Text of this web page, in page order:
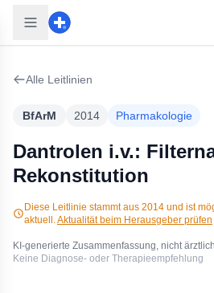
Alle Leitlinien
BfArM 2014 Pharmakologie
Dantrolen i.v.:
Rekonstitution
Diese Leitlinie stammt aus 2014 und ist
aktuell.Aktualität beim Herausgeber prüfen
KI-generierte Zusammenfassung, nicht
Keine Diagnose- oder Therapieempfehlung